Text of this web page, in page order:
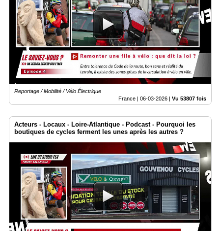
Reportage / Mobilité / Vélo Électrique
France | 06-03-2026 Vu 53807 fois
Acteurs - Locaux - Loire-Atlantique - Podcast - Pourquoi les
boutiques de cycles ferment les unes après les autres ?